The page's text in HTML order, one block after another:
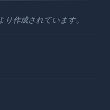
作成されています。